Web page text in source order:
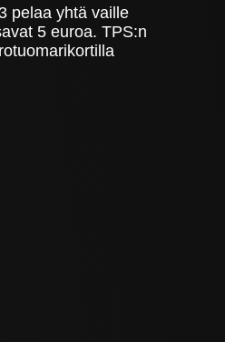
pelaa yhtä vaille
5 euroa. TPS:n